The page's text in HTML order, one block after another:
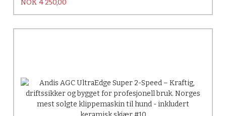
NOK 4 250,00